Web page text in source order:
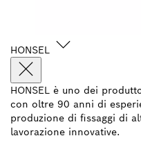
HONSEL
HONSEL è uno dei
con oltre 90 anni di
produzione di fissaggi di
lavorazione innovative.